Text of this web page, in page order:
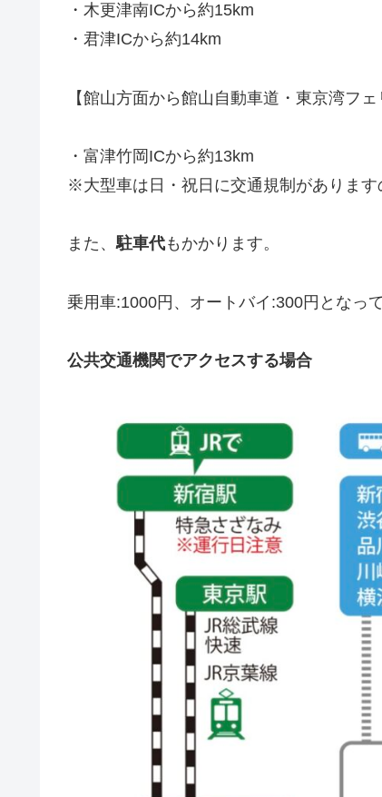
・木更津南ICから約15km
・君津ICから約14km
【館山方面から館山自動車道・東京湾フェ
・富津竹岡ICから約13km
※大型車は日・祝日に交通規制があります
また、駐車代もかかります。
乗用車:1000円、オートバイ:300円となっ
公共交通機関でアクセスする場合